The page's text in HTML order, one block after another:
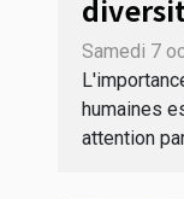
Samedi 7
humaines
attention